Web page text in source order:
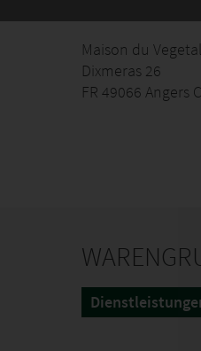
Maison du
Dixmeras 26
FR 49066 Angers